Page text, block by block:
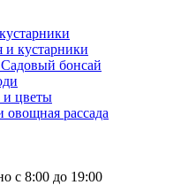
и кустарники
бонсай
и цветы
рассада
с 8:00 до 19:00